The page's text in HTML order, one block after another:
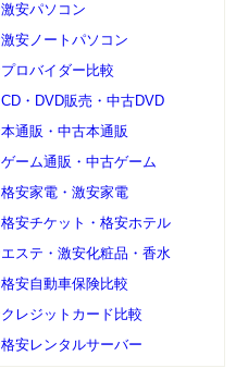
激安パソコン
激安ノートパソコン
プロバイダー比較
CD・DVD販売・中古DVD
本通販・中古本通販
ゲーム通販・中古ゲーム
格安家電・激安家電
格安チケット・格安ホテル
エステ・激安化粧品・香水
格安自動車保険比較
クレジットカード比較
格安レンタルサーバー